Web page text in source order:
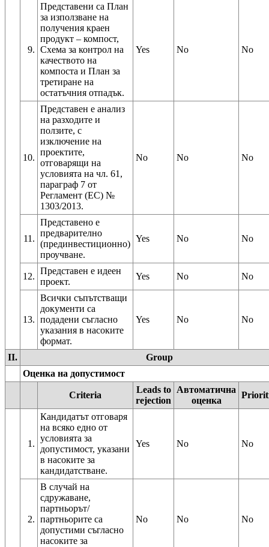
9.
Представени са План
за използване на
получения краен
продукт – компост,
Схема за контрол на
качеството на
компоста и План за
третиране на
остатъчния отпадък.
Yes No No
10.
Представен е анализ
на разходите и
ползите, с
изключение на
проектите,
отговарящи на
условията на чл. 61,
параграф 7 от
Регламент (ЕС) №
1303/2013.
No No No
11.
Представено е
предварително
(прединвестиционно)
проучване.
Yes No No
12.
Представен е идеен
проект.
Yes No No
13.
Всички съпътстващи
документи са
подадени съгласно
указания в насоките
формат.
Yes No No
II.
Group
Оценка на допустимост
Criteria
Leads to
rejection
Автоматична
оценка
1.
Кандидатът отговаря
на всяко едно от
условията за
допустимост, указани
в насоките за
кандидатстване.
Yes No No
2.
В случай на
сдружаване,
партньорът/
партньорите са
допустими съгласно
насоките за
No No No